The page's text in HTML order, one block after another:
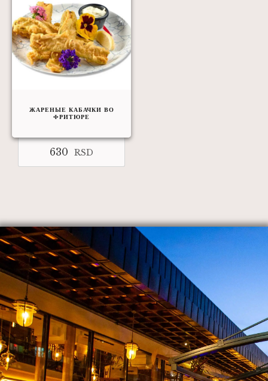
ЖАРЕНЫЕ КАБАЧКИ ВО
ФРИТЮРЕ
630 RSD